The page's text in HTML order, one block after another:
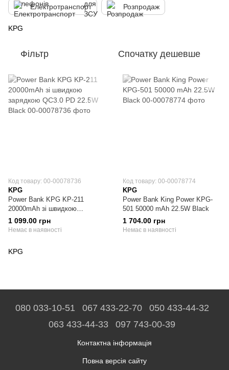
Електротранспорт Розпродаж
KPG
Фільтр Спочатку дешевше
Код товару: 00-00078736
KPG
Power Bank KPG KP-211
20000mAh зі швидкою
зарядкою QC3.0 PD 22.5W
Black
1 099.00 грн
Немає в наявності
Код товару: 00-00078774
KPG
Power Bank King Power KPG-
501 50000 mAh 22.5W Black
1 704.00 грн
Немає в наявності
KPG
080 033-10-51 067 433-22-70
050 433-44-32
063 433-44-33
097 743-00-39
Контактна інформація
Повна версія сайту